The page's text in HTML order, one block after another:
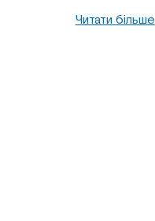
Читати більше